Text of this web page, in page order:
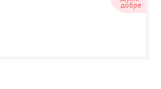
добре